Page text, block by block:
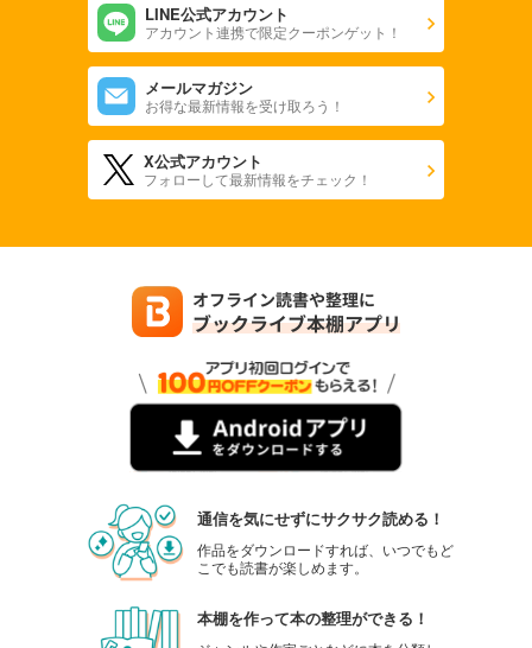
LINE公式アカウント
アカウント連携で限定クーポンゲット！
メールマガジン
お得な最新情報を受け取ろう！
X公式アカウント
フォローして最新情報をチェック！
通信を気にせずにサクサク読める！
作品をダウンロードすれば、いつでもど
こでも読書が楽しめます。
本棚を作って本の整理ができる！